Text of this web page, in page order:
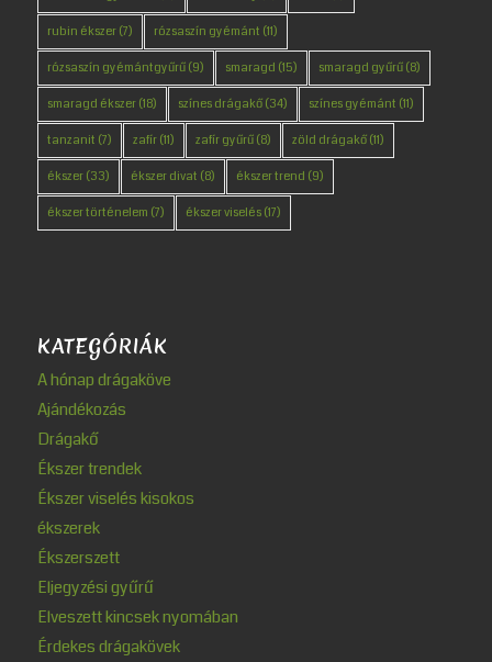
rubin ékszer(7) rózsaszín gyémánt (11)
rózsaszín gyémántgyűrű(9) smaragd (15) smaragd gyűrű(8)
smaragd ékszer(18) színes drágakő(34) színes gyémánt (11)
tanzanit (7) zafír(11) zafír gyűrű(8) zöld drágakő(11)
ékszer(33) ékszer divat (8) ékszer trend (9)
ékszer történelem (7) ékszer viselés(17)
KATEGÓRIÁK
A hónap drágaköve
Ajándékozás
Drágakő
Ékszer trendek
Ékszer viselés kisokos
ékszerek
Ékszerszett
Eljegyzési gyűrű
Elveszett kincsek nyomában
Érdekes drágakövek